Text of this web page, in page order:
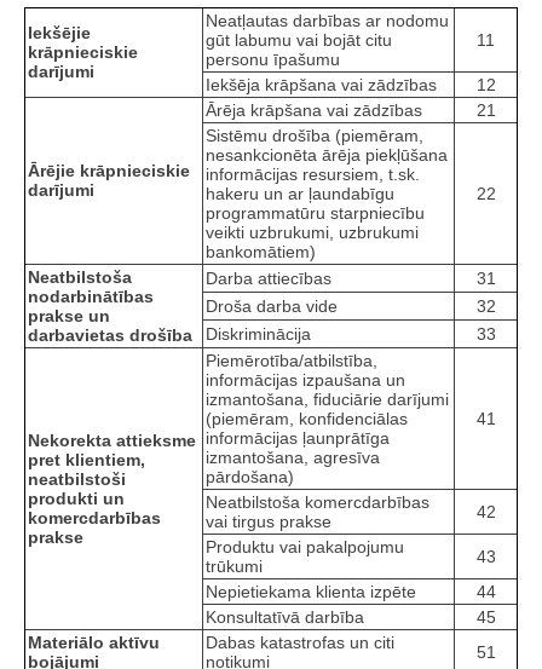
Iekšējie
krāpnieciskie
darījumi
Neatļautas darbības ar nodomu
gūt labumu vai bojāt citu
personu īpašumu
11
Iekšēja krāpšana vai zādzības 12
Ārējie krāpnieciskie
darījumi
Ārēja krāpšana vai zādzības
21
Sistēmu drošība (piemēram,
nesankcionēta ārēja piekļūšana
informācijas resursiem, t.sk.
hakeru un ar ļaundabīgu
programmatūru starpniecību
veikti uzbrukumi, uzbrukumi
bankomātiem)
22
Neatbilstoša
nodarbinātības
prakse un
darbavietas drošība
Darba attiecības
31
Droša darba vide
32
Diskriminācija
33
Nekorekta attieksme
pret klientiem,
neatbilstoši
produkti un
komercdarbības
prakse
Piemērotība/atbilstība,
informācijas izpaušana un
izmantošana, fiduciārie darījumi
(piemēram, konfidenciālas
informācijas ļaunprātīga
izmantošana, agresīva
pārdošana)
41
Neatbilstoša komercdarbības
vai tirgus prakse
42
Produktu vai pakalpojumu
trūkumi
43
Nepietiekama klienta izpēte
44
Konsultatīvā darbība
45
Materiālo aktīvu
bojājumi
Dabas katastrofas un citi
notikumi
51